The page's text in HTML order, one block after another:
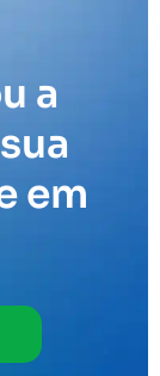
a
em